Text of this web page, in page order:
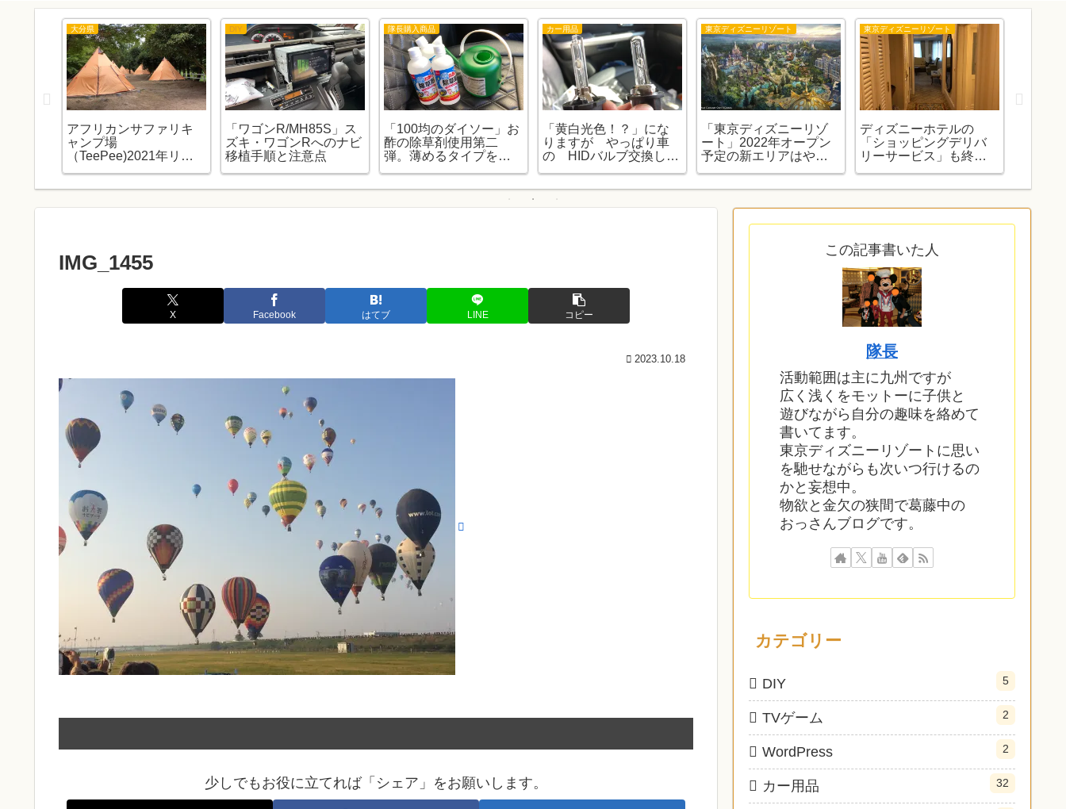
大分県
アフリカンサファリキ
ャンプ場
（TeePee)2021年リニ
DIY
「ワゴンR/MH85S」ス
ズキ・ワゴンRへのナビ
移植手順と注意点
隊長購入商品
「100均のダイソー」お
酢の除草剤使用第二
弾。薄めるタイプを使
カー用品
「黄白光色！？」にな
りますが やっぱり車
の HIDバルブ交換しま
東京ディズニーリゾート
「東京ディズニーリゾ
ート」2022年オープン
予定の新エリアはやっ
東京ディズニーリゾート
ディズニーホテルの
「ショッピングデリバ
リーサービス」も終了
IMG_1455
X Facebook はてブ LINE コピー
2023.10.18
少しでもお役に立てれば「シェア」をお願いします。
この記事書いた人
隊長
活動範囲は主に九州ですが
広く浅くをモットーに子供と
遊びながら自分の趣味を絡めて
書いてます。
東京ディズニーリゾートに思い
を馳せながらも次いつ行けるの
かと妄想中。
物欲と金欠の狭間で葛藤中の
おっさんブログです。
カテゴリー
DIY 5
TVゲーム 2
WordPress 2
カー用品 32